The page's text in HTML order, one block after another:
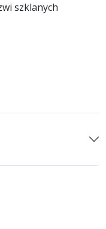
szklanych